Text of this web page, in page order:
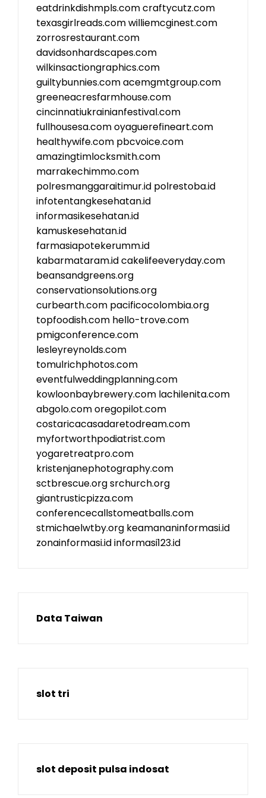
eatdrinkdishmpls.comcraftycutz.com
texasgirlreads.comwilliemcginest.com
zorrosrestaurant.com
davidsonhardscapes.com
wilkinsactiongraphics.com
guiltybunnies.comacemgmtgroup.com
greeneacresfarmhouse.com
cincinnatiukrainianfestival.com
fullhousesa.comoyaguerefineart.com
healthywife.com pbcvoice.com
amazingtimlocksmith.com
marrakechimmo.com
polresmanggaraitimur.id polrestoba.id
infotentangkesehatan.id
informasikesehatan.id
kamuskesehatan.id
farmasiapotekerumm.id
kabarmataram.idcakelifeeveryday.com
beansandgreens.org
conservationsolutions.org
curbearth.com pacificocolombia.org
topfoodish.com hello-trove.com
pmigconference.com
lesleyreynolds.com
tomulrichphotos.com
eventfulweddingplanning.com
kowloonbaybrewery.com lachilenita.com
abgolo.comoregopilot.com
costaricacasadaretodream.com
myfortworthpodiatrist.com
yogaretreatpro.com
kristenjanephotography.com
sctbrescue.orgsrchurch.org
giantrusticpizza.com
conferencecallstomeatballs.com
stmichaelwtby.org keamananinformasi.id
zonainformasi.idinformasi123.id
Data Taiwan
slot tri
slot deposit pulsa indosat